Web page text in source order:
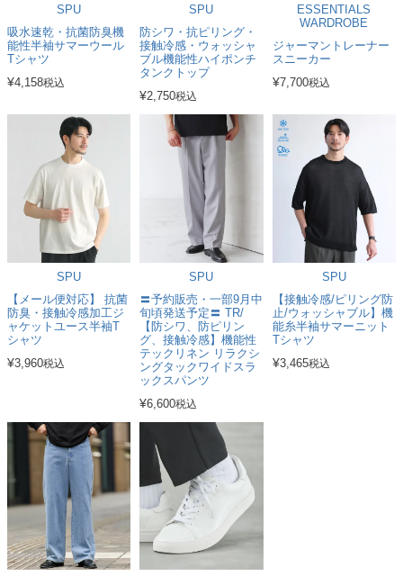
SPU
吸水速乾・抗菌防臭機
能性半袖サマーウール
Tシャツ
¥4,158税込
SPU
防シワ・抗ピリング・
接触冷感・ウォッシャ
ブル機能性ハイポンチ
タンクトップ
¥2,750税込
ESSENTIALS
WARDROBE
ジャーマントレーナー
スニーカー
¥7,700税込
SPU
【メール便対応】 抗菌
防臭・接触冷感加工ジ
ャケットユース半袖T
シャツ
¥3,960税込
SPU
〓予約販売・一部9月中
旬頃発送予定〓 TR/
【防シワ、防ピリン
グ、接触冷感】機能性
テックリネン リラクシ
ングタックワイドスラ
ックスパンツ
¥6,600税込
SPU
【接触冷感/ピリング防
止/ウォッシャブル】機
能糸半袖サマーニット
Tシャツ
¥3,465税込